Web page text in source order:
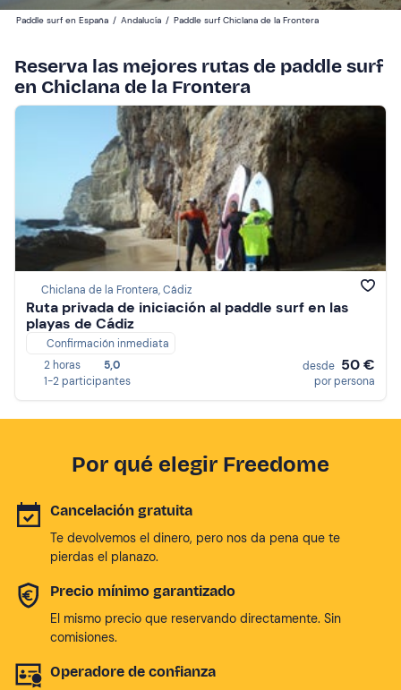
Paddle surf en España / Andalucía / Paddle surf Chiclana de la Frontera
Reserva las mejores rutas de paddle surf
en Chiclana de la Frontera
Chiclana de la Frontera, Cádiz
Ruta privada de iniciación al paddle surf en las
playas de Cádiz
Confirmación inmediata
2 horas
5,0
1-2 participantes
desde 50 €
por persona
Por qué elegir Freedome
Cancelación gratuita
Te devolvemos el dinero, pero nos da pena que te
pierdas el planazo.
Precio mínimo garantizado
El mismo precio que reservando directamente. Sin
comisiones.
Operadore de confianza